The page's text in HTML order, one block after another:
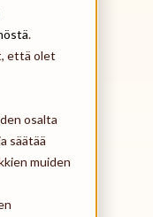
.
että olet
osalta
säätää
muiden
tarjoamiseen.
Epassin